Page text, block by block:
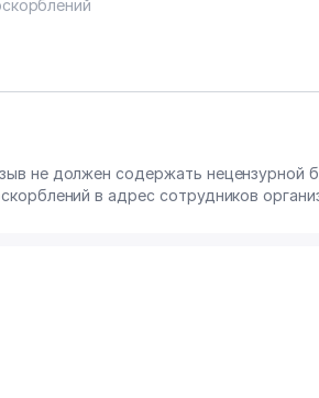
не должен содержать нецензурной
в адрес сотрудников